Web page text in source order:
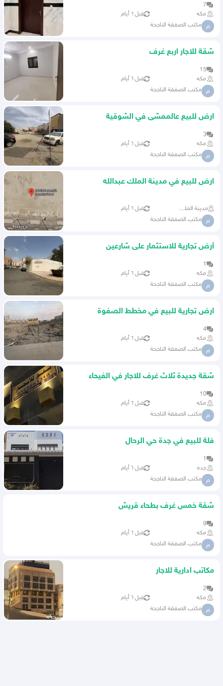
7
مكه
قبل ٦ أيام
م مكتب الصفقة الناجحة
شقة للاجار اربع غرف
15
مكه
قبل ٦ أيام
م مكتب الصفقة الناجحة
ارض للبيع عالممشى في الشوقية
3
مكه
قبل ٦ أيام
م مكتب الصفقة الناجحة
ارض للبيع في مدينة الملك عبدالله
مدينة الملك عبدالله الاقتصادية قبل ٦ أيام
م مكتب الصفقة الناجحة
أرض تجارية للاستثمار على شارعين
1
مكه
قبل ٦ أيام
م مكتب الصفقة الناجحة
ارض تجارية للبيع في مخطط الصفوة
4
مكه
قبل ٦ أيام
م مكتب الصفقة الناجحة
شقة جديدة ثلاث غرف للاجار في الفيحاء
10
مكه
قبل ٦ أيام
م مكتب الصفقة الناجحة
فلة للبيع في جدة حي الرحال
1
جده
قبل ٦ أيام
م مكتب الصفقة الناجحة
شقة خمس غرف بطحاء قريش
9
مكه
قبل ٦ أيام
م مكتب الصفقة الناجحة
مكاتب ادارية للاجار
2
مكه
قبل ٦ أيام
م مكتب الصفقة الناجحة